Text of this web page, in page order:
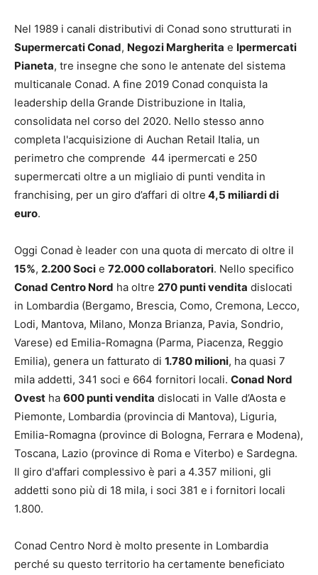
Nel 1989 i canali distributivi di Conad sono strutturati in
Supermercati Conad, Negozi Margherita e Ipermercati
Pianeta, tre insegne che sono le antenate del sistema
multicanale Conad. A fine 2019 Conad conquista la
leadership della Grande Distribuzione in Italia,
consolidata nel corso del 2020. Nello stesso anno
completa l'acquisizione di Auchan Retail Italia, un
perimetro che comprende 44 ipermercati e 250
supermercati oltre a un migliaio di punti vendita in
franchising, per un giro d’affari di oltre 4,5 miliardi di
euro.
Oggi Conad è leader con una quota di mercato di oltre il
15%, 2.200 Soci e 72.000 collaboratori. Nello specifico
Conad Centro Nord ha oltre 270 punti vendita dislocati
in Lombardia (Bergamo, Brescia, Como, Cremona, Lecco,
Lodi, Mantova, Milano, Monza Brianza, Pavia, Sondrio,
Varese) ed Emilia-Romagna (Parma, Piacenza, Reggio
Emilia), genera un fatturato di 1.780 milioni, ha quasi 7
mila addetti, 341 soci e 664 fornitori locali. Conad Nord
Ovest ha 600 punti vendita dislocati in Valle d’Aosta e
Piemonte, Lombardia (provincia di Mantova), Liguria,
Emilia-Romagna (province di Bologna, Ferrara e Modena),
Toscana, Lazio (province di Roma e Viterbo) e Sardegna.
Il giro d'affari complessivo è pari a 4.357 milioni, gli
addetti sono più di 18 mila, i soci 381 e i fornitori locali
1.800.
Conad Centro Nord è molto presente in Lombardia
perché su questo territorio ha certamente beneficiato